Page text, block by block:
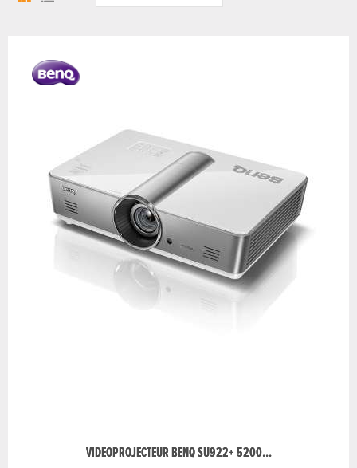
VIDEOPROJECTEUR BENQ SU922+ 5200...